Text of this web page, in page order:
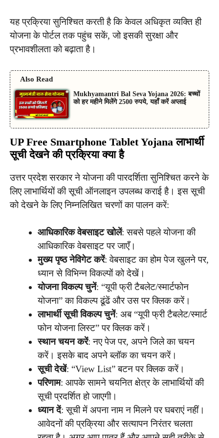
यह प्रक्रिया सुनिश्चित करती है कि केवल अधिकृत व्यक्ति ही
योजना के पोर्टल तक पहुंच सकें, जो इसकी सुरक्षा और
प्रभावशीलता को बढ़ाता है।
Also Read
Mukhyamantri Bal Seva Yojana 2026: बच्चों
को हर महीने मिलेंगे 2500 रुपये, यहाँ करें अप्लाई
UP Free Smartphone Tablet Yojana लाभार्थी
सूची देखने की प्रक्रिया क्या है
उत्तर प्रदेश सरकार ने योजना की पारदर्शिता सुनिश्चित करने के
लिए लाभार्थियों की सूची ऑनलाइन उपलब्ध कराई है। इस सूची
को देखने के लिए निम्नलिखित चरणों का पालन करें:
आधिकारिक वेबसाइट खोलें: सबसे पहले योजना की
आधिकारिक वेबसाइट पर जाएँ।
मुख्य पृष्ठ नेविगेट करें: वेबसाइट का होम पेज खुलने पर,
ध्यान से विभिन्न विकल्पों को देखें।
योजना विकल्प चुनें: “यूपी फ्री टैबलेट/स्मार्टफोन
योजना” का विकल्प ढूंढें और उस पर क्लिक करें।
लाभार्थी सूची विकल्प चुनें: अब “यूपी फ्री टैबलेट/स्मार्ट
फोन योजना लिस्ट” पर क्लिक करें।
स्थान चयन करें: नए पेज पर, अपने जिले का चयन
करें। इसके बाद अपने ब्लॉक का चयन करें।
सूची देखें: “View List” बटन पर क्लिक करें।
परिणाम: आपके सामने चयनित क्षेत्र के लाभार्थियों की
सूची प्रदर्शित हो जाएगी।
ध्यान दें: सूची में अपना नाम न मिलने पर घबराएं नहीं।
आवेदनों की प्रक्रिया और सत्यापन निरंतर चलता